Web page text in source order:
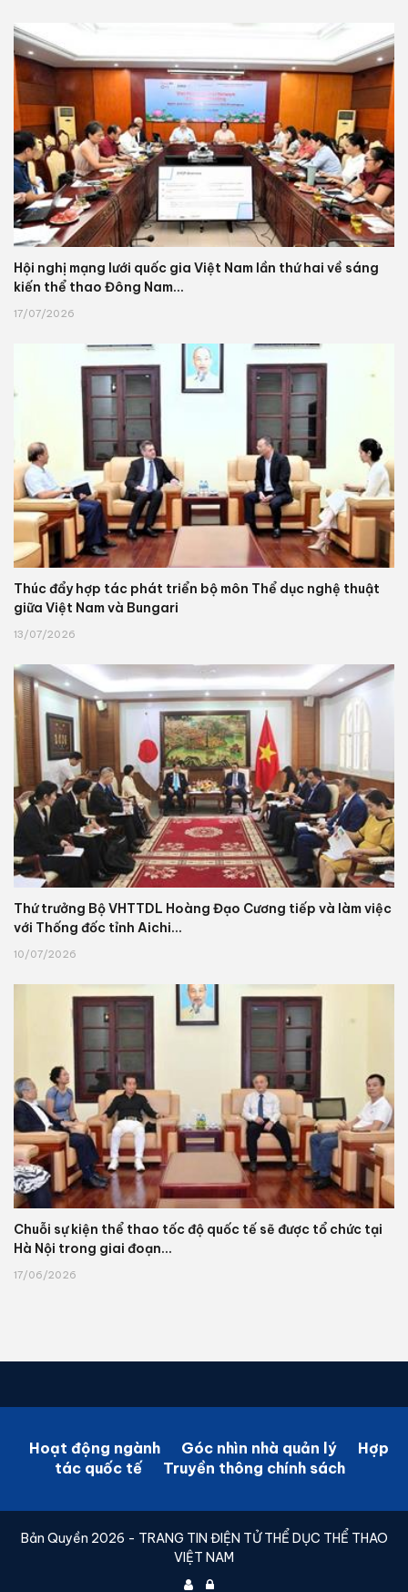
Hội nghị mạng lưới quốc gia Việt Nam lần thứ hai về sáng
kiến thể thao Đông Nam...
17/07/2026
Thúc đẩy hợp tác phát triển bộ môn Thể dục nghệ thuật
giữa Việt Nam và Bungari
13/07/2026
Thứ trưởng Bộ VHTTDL Hoàng Đạo Cương tiếp và làm việc
với Thống đốc tỉnh Aichi...
10/07/2026
Chuỗi sự kiện thể thao tốc độ quốc tế sẽ được tổ chức tại
Hà Nội trong giai đoạn...
17/06/2026
Hoạt động ngành Góc nhìn nhà quản lý
Hợp
tác quốc tế
Truyền thông chính sách
Bản Quyền 2026 - TRANG TIN ĐIỆN TỬ THỂ DỤC THỂ THAO
VIỆT NAM